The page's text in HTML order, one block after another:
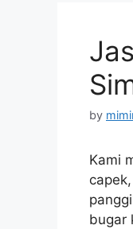
by
Kami
bugar